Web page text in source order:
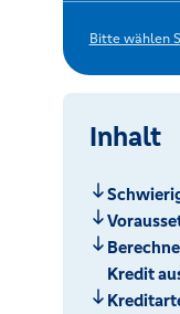
Bitte wählen
Inhalt
Kredit